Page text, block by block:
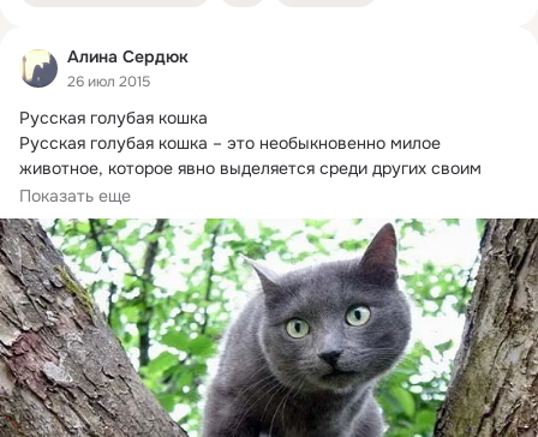
Алина Сердюк
26 июл 2015
Русская голубая кошка
Русская голубая кошка – это необыкновенно милое
животное, которое явно выделяется среди других своим
таинственным...
Показать еще